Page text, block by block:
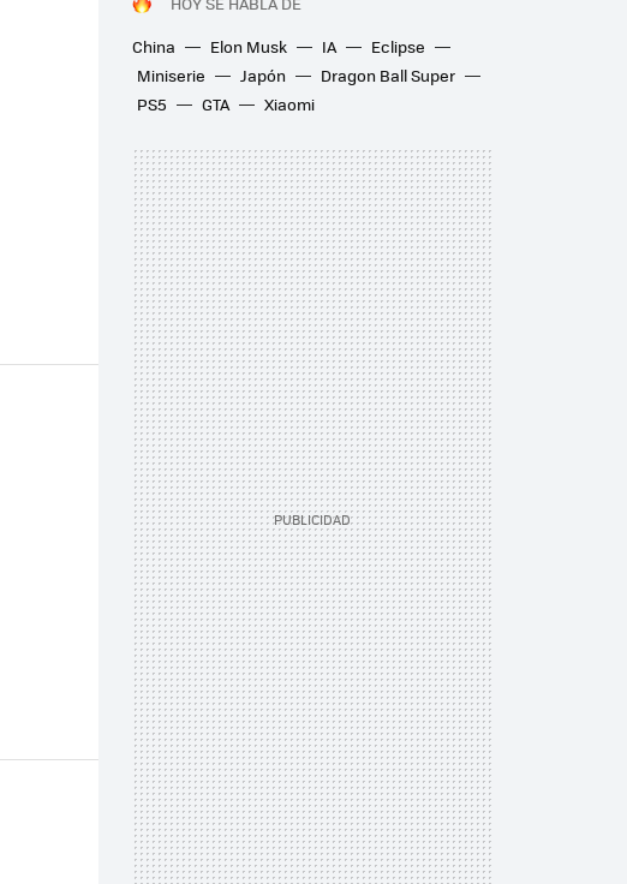
China
Elon Musk IA
Eclipse
Miniserie
Japón
Dragon Ball Super
PS5
GTA Xiaomi